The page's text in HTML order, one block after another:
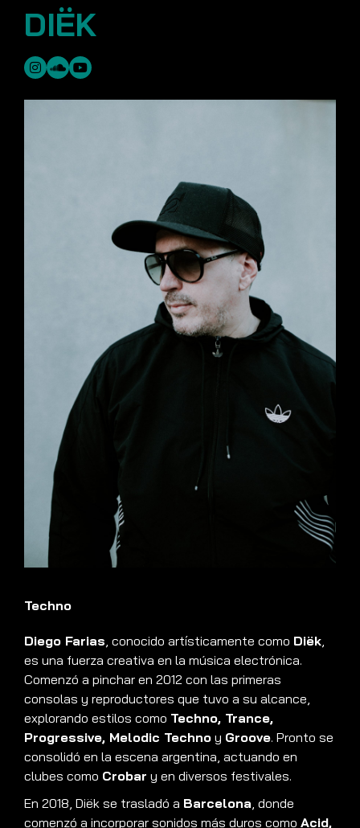
DIËK
Techno
Diego Farias , conocido artísticamente como Diëk
es una fuerza creativa en la música electrónica.
Comenzó a pinchar en 2012 con las primeras
consolas y reproductores que tuvo a su alcance,
explorando estilos como Techno, Trance,
Progressive, Melodic Techno y Groove. Pronto se
consolidó en la escena argentina, actuando en
clubes como Crobar y en diversos festivales.
En 2018, Diëk se trasladó a Barcelona , donde
comenzó a incorporar sonidos más duros como Acid,